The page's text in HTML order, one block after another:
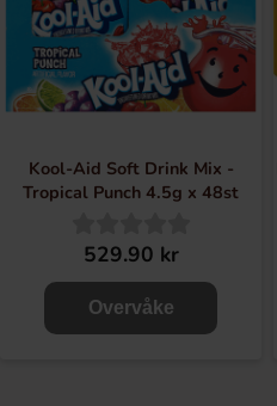
Kool-Aid Soft Drink Mix -
Tropical Punch 4.5g x 48st
529.90 kr
Overvåke